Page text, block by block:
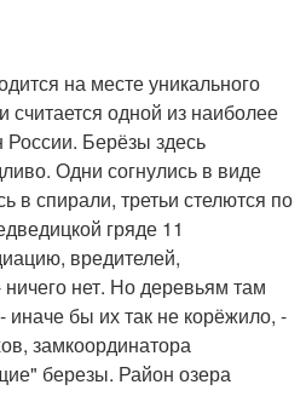
на месте уникального
считается одной из наиболее
Берёзы здесь
Одни согнулись в виде
в спирали, третьи стелются по
гряде 11
вредителей,
нет. Но деревьям там
бы их так не корёжило, -
замкоординатора
березы. Район озера